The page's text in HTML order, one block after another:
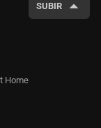
SUBIR
Home